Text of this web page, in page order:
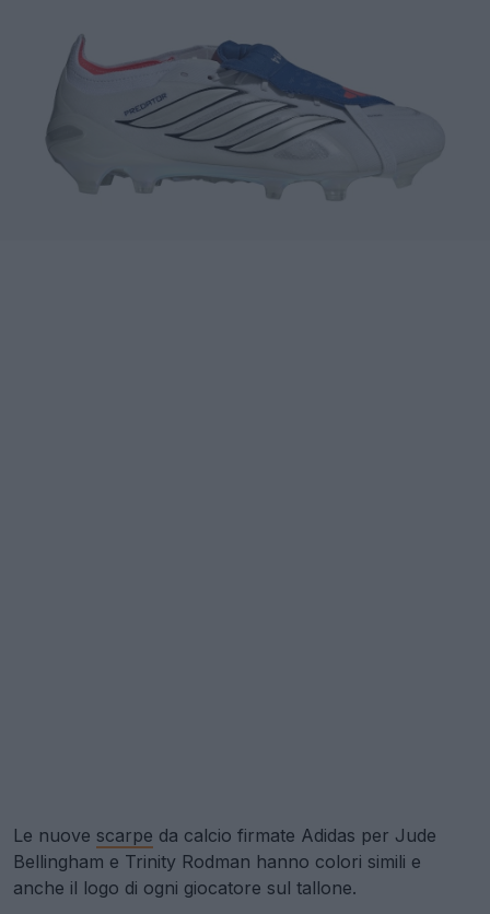
Le nuove scarpe da calcio firmate Adidas per Jude
Bellingham e Trinity Rodman hanno colori simili e
anche il logo di ogni giocatore sul tallone.